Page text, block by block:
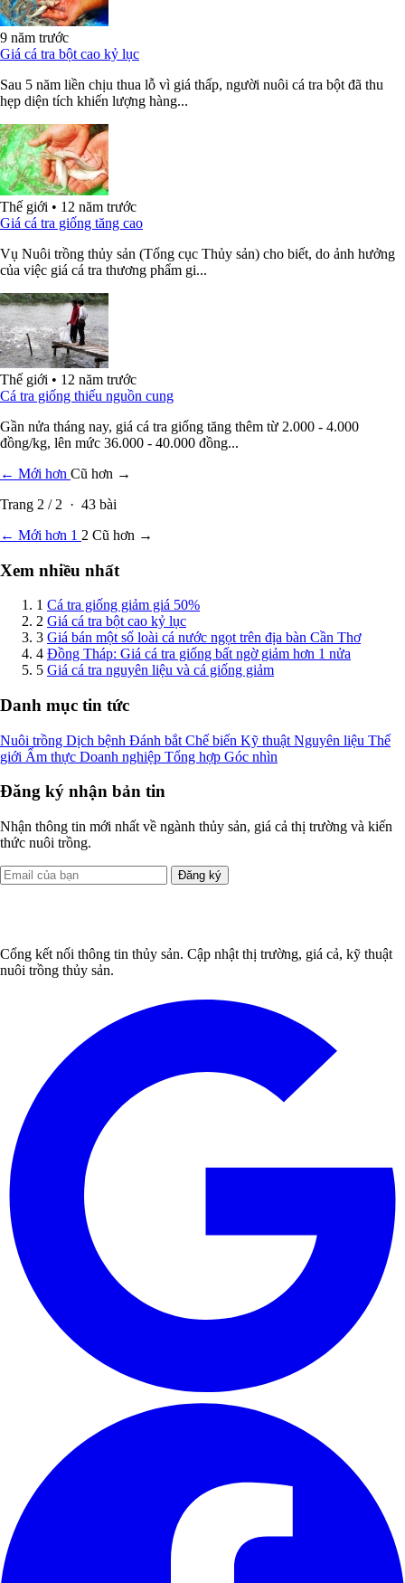
9 năm trước
Giá cá tra bột cao kỷ lục
Sau 5 năm liền chịu thua lỗ vì giá thấp, người nuôi cá tra bột đã thu
hẹp diện tích khiến lượng hàng...
Thế giới • 12 năm trước
Giá cá tra giống tăng cao
Vụ Nuôi trồng thủy sản (Tổng cục Thủy sản) cho biết, do ảnh hưởng
của việc giá cá tra thương phẩm gi...
Thế giới • 12 năm trước
Cá tra giống thiếu nguồn cung
Gần nửa tháng nay, giá cá tra giống tăng thêm từ 2.000 - 4.000
đồng/kg, lên mức 36.000 - 40.000 đồng...
← Mới hơn Cũ hơn →
Trang 2 / 2 · 43 bài
← Mới hơn 1 2 Cũ hơn →
Xem nhiều nhất
1 Cá tra giống giảm giá 50%
2 Giá cá tra bột cao kỷ lục
3 Giá bán một số loài cá nước ngọt trên địa bàn Cần Thơ
4 Đồng Tháp: Giá cá tra giống bất ngờ giảm hơn 1 nửa
5 Giá cá tra nguyên liệu và cá giống giảm
Danh mục tin tức
Nuôi trồng Dịch bệnh Đánh bắt Chế biến Kỹ thuật Nguyên liệu Thế
giới Ẩm thực Doanh nghiệp Tổng hợp Góc nhìn
Đăng ký nhận bản tin
Nhận thông tin mới nhất về ngành thủy sản, giá cả thị trường và kiến
thức nuôi trồng.
Đăng ký
Cổng kết nối thông tin thủy sản. Cập nhật thị trường, giá cả, kỹ thuật
nuôi trồng thủy sản.